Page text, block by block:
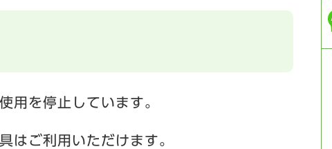
用を停止しています。
はご利用いただけます。